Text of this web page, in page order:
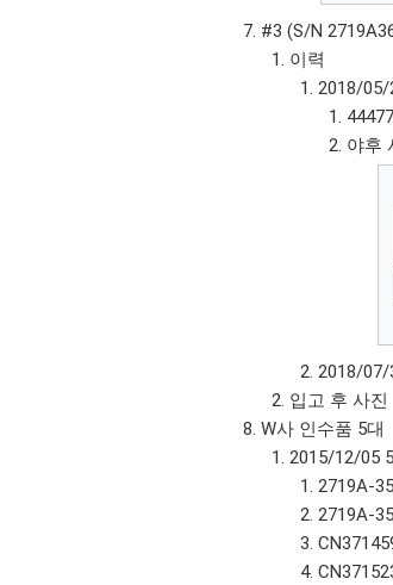
#3 (S/N
이력
2018/05/
야후
2018/07/
입고 후 사진
W사 인수품 5대
2015/12/05
2719A-
2719A-